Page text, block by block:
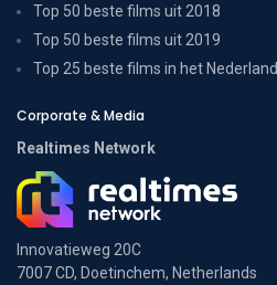
Top 50 beste films uit 2018
Top 50 beste films uit 2019
Top 25 beste films in het
Corporate & Media
Realtimes Network
Innovatieweg 20C
7007 CD, Doetinchem, Netherlands